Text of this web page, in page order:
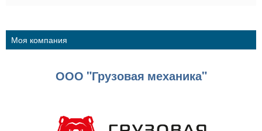
Моя компания
ООО "Грузовая механика"